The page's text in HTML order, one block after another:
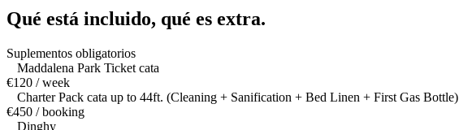
Qué está incluido, qué es extra.
Suplementos obligatorios
Maddalena Park Ticket cata
€120 / week
Charter Pack cata up to 44ft. (Cleaning + Sanification + Bed Linen + First Gas Bottle)
€450 / booking
Dinghy